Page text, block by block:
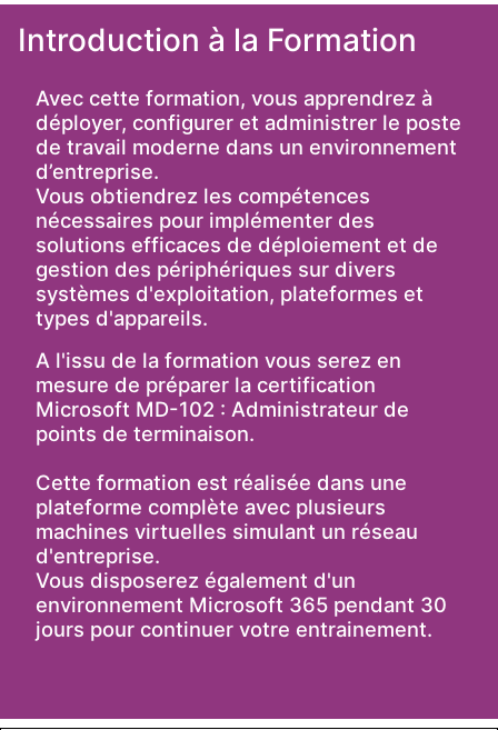
Introduction à la Formation
Avec cette formation, vous apprendrez à
déployer, configurer et administrer le poste
de travail moderne dans un environnement
d’entreprise.
Vous obtiendrez les compétences
nécessaires pour implémenter des
solutions efficaces de déploiement et de
gestion des périphériques sur divers
systèmes d'exploitation, plateformes et
types d'appareils.
A l'issu de la formation vous serez en
mesure de préparer la certification
Microsoft MD-102 : Administrateur de
points de terminaison.
Cette formation est réalisée dans une
plateforme complète avec plusieurs
machines virtuelles simulant un réseau
d'entreprise.
Vous disposerez également d'un
environnement Microsoft 365 pendant 30
jours pour continuer votre entrainement.